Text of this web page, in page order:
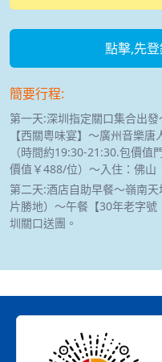
點擊,先
簡要行程:
第一天:深圳指定關口集合出
【西關粵味宴】～廣州音樂唐
（時間約19:30-21:30.包價
價值￥488/位）～入住：佛山
第二天:酒店自助早餐～嶺南
片勝地）～午餐【30年老字
圳關口送團。